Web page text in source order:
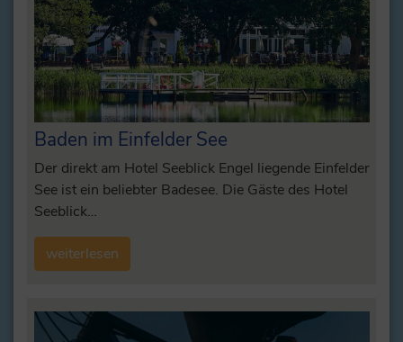
Baden im Einfelder See
Der direkt am Hotel Seeblick Engel liegende Einfelder
See ist ein beliebter Badesee. Die Gäste des Hotel
Seeblick…
weiterlesen